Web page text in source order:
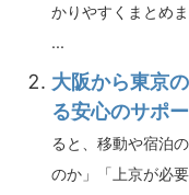
かりやすくまとめ
...
大阪から東京
る安心のサポ
ると、移動や宿泊
のか」「上京が必